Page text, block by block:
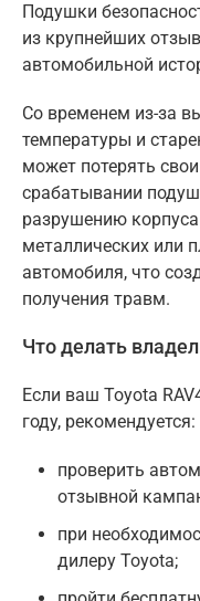
Подушки
из крупнейших
автомобильной
Со временем из-за
температуры и
может потерять
срабатывании
разрушению
металлических или
автомобиля, что
получения травм.
Что делать
Если ваш Toyota
году, рекомендуется:
проверить
отзывной
при
дилеру Toyota;